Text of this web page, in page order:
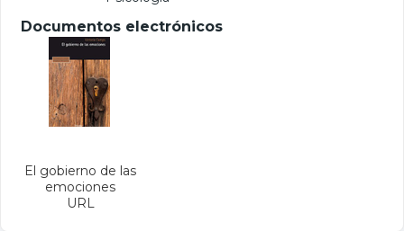
Documentos electrónicos
El gobierno de las
emociones
URL